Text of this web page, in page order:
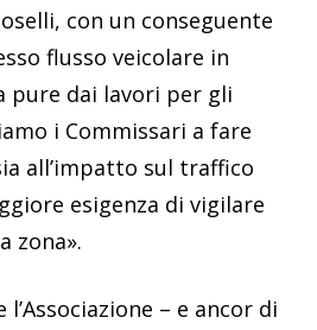
con un conseguente
flusso veicolare in
pure dai lavori per gli
i Commissari a fare
all’impatto sul traffico
esigenza di vigilare
zona».
– e ancor di